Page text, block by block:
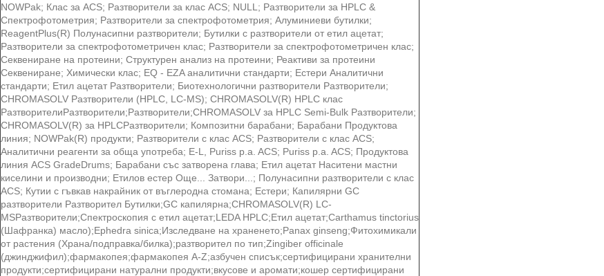
NOWPak; Клас за ACS; Разтворители за клас ACS; NULL; Разтворители за HPLC &
Спектрофотометрия; Разтворители за спектрофотометрия; Алуминиеви бутилки;
ReagentPlus(R) Полунасипни разтворители; Бутилки с разтворители от етил ацетат;
Разтворители за спектрофотометричен клас; Разтворители за спектрофотометричен клас;
Секвениране на протеини; Структурен анализ на протеини; Реактиви за протеини
Секвениране; Химически клас; EQ - EZA аналитични стандарти; Естери Аналитични
стандарти; Етил ацетат Разтворители; Биотехнологични разтворители Разтворители;
CHROMASOLV Разтворители (HPLC, LC-MS); CHROMASOLV(R) HPLC клас
РазтворителиРазтворители;Разтворители;CHROMASOLV за HPLC Semi-Bulk Разтворители;
CHROMASOLV(R) за HPLCРазтворители; Композитни барабани; Барабани Продуктова
линия; NOWPak(R) продукти; Разтворители с клас ACS; Разтворители с клас ACS;
Аналитични реагенти за обща употреба; E-L, Puriss p.a. ACS; Puriss p.a. ACS; Продуктова
линия ACS GradeDrums; Барабани със затворена глава; Етил ацетат Наситени мастни
киселини и производни; Етилов естер Още... Затвори...; Полунасипни разтворители с клас
ACS; Кутии с гъвкав накрайник от въглеродна стомана; Естери; Капилярни GC
разтворители Разтворител Бутилки;GC капилярна;CHROMASOLV(R) LC-
MSРазтворители;Спектроскопия с етил ацетат;LEDA HPLC;Етил ацетат;Carthamus tinctorius
(Шафранка) масло);Ephedra sinica;Изследване на храненето;Panax ginseng;Фитохимикали
от растения (Храна/подправка/билка);разтворител по тип;Zingiber officinale
(джинджифил);фармакопея;фармакопея A-Z;азбучен списък;сертифицирани хранителни
продукти;сертифицирани натурални продукти;вкусове и аромати;кошер сертифицирани